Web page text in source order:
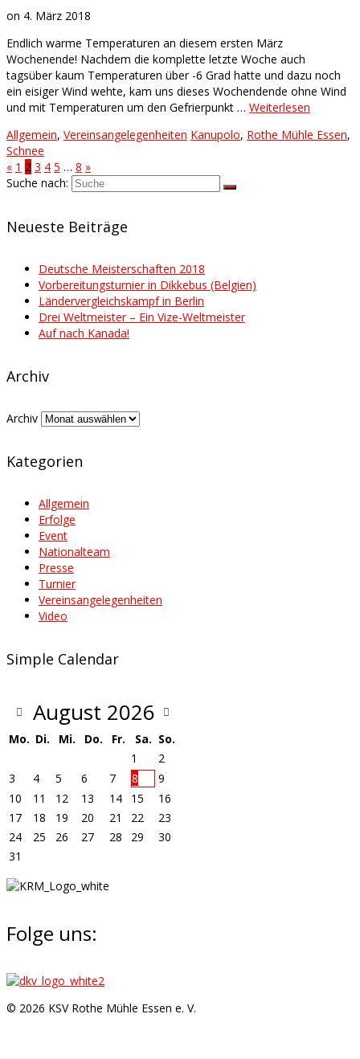
on 4. März 2018
Endlich warme Temperaturen an diesem ersten März
Wochenende! Nachdem die komplette letzte Woche auch
tagsüber kaum Temperaturen über -6 Grad hatte und dazu noch
ein eisiger Wind wehte, kam uns dieses Wochendende ohne Wind
und mit Temperaturen um den Gefrierpunkt … Weiterlesen
Allgemein, Vereinsangelegenheiten Kanupolo, Rothe Mühle Essen,
Schnee
« 1 2 3 4 5 … 8 »
Suche nach:
Neueste Beiträge
Deutsche Meisterschaften 2018
Vorbereitungsturnier in Dikkebus (Belgien)
Ländervergleichskampf in Berlin
Drei Weltmeister – Ein Vize-Weltmeister
Auf nach Kanada!
Archiv
Archiv
Kategorien
Allgemein
Erfolge
Event
Nationalteam
Presse
Turnier
Vereinsangelegenheiten
Video
Simple Calendar
August 2026
Mo. Di. Mi. Do. Fr. Sa. So.
1
2
3
4 5 6 7 8
9
10
11 12 13 14 15
16
17
18 19 20 21 22
23
24
25 26 27 28 29
30
31
Folge uns:
© 2026 KSV Rothe Mühle Essen e. V.